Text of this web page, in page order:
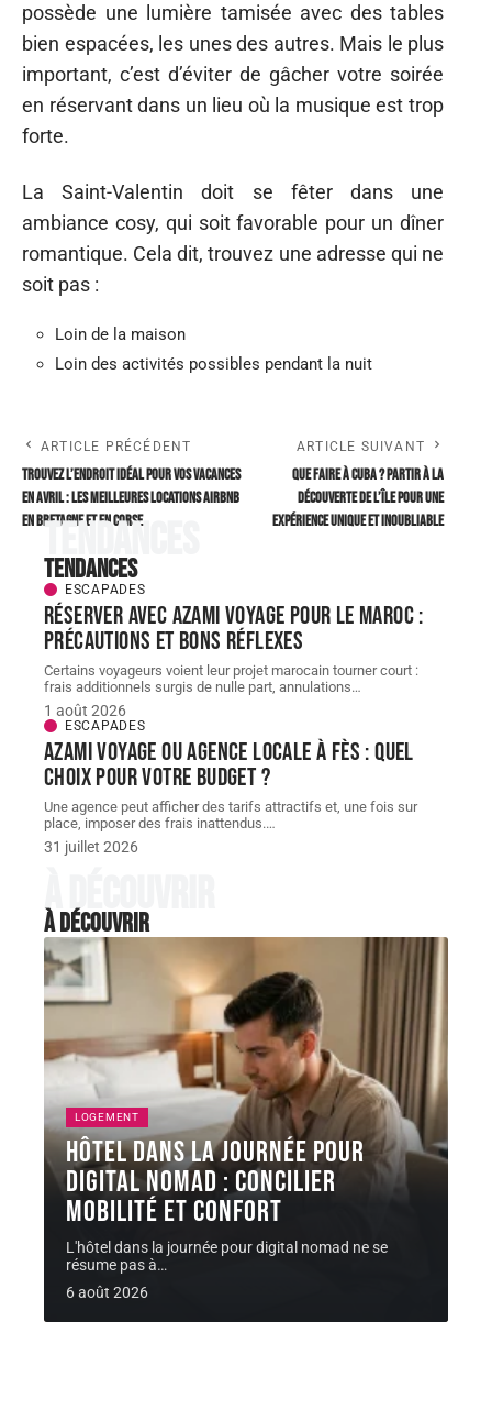
possède une lumière tamisée avec des tables
bien espacées, les unes des autres. Mais le plus
important, c’est d’éviter de gâcher votre soirée
en réservant dans un lieu où la musique est trop
forte.
La Saint-Valentin doit se fêter dans une
ambiance cosy, qui soit favorable pour un dîner
romantique. Cela dit, trouvez une adresse qui ne
soit pas :
Loin de la maison
Loin des activités possibles pendant la nuit
ARTICLE PRÉCÉDENT
Trouvez l’endroit idéal pour vos vacances
en avril : les meilleures locations airbnb
en bretagne et en corse
ARTICLE SUIVANT
Que faire à Cuba ? Partir à la
découverte de l’île pour une
expérience unique et inoubliable
Tendances
Tendances
ESCAPADES
Réserver avec AZAMI VOYAGE pour le Maroc :
précautions et bons réflexes
Certains voyageurs voient leur projet marocain tourner court :
frais additionnels surgis de nulle part, annulations…
1 août 2026
ESCAPADES
AZAMI VOYAGE ou agence locale à Fès : quel
choix pour votre budget ?
Une agence peut afficher des tarifs attractifs et, une fois sur
place, imposer des frais inattendus.…
31 juillet 2026
À découvrir
À découvrir
LOGEMENT
Hôtel dans la journée pour
digital nomad : concilier
mobilité et confort
L'hôtel dans la journée pour digital nomad ne se
résume pas à…
6 août 2026